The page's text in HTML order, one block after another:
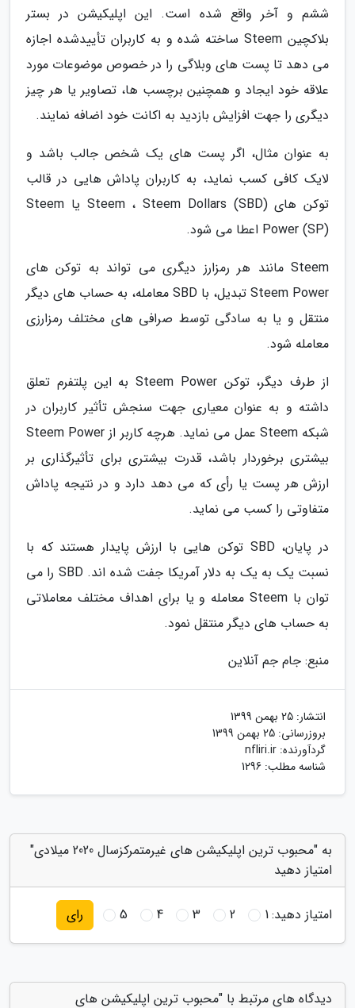
ششم و آخر واقع شده است. این اپلیکیشن در بستر
بلاکچین Steem ساخته شده و به کاربران تأییدشده اجازه
می دهد تا پست های وبلاگی را در خصوص موضوعات مورد
علاقه خود ایجاد و همچنین برچسب ها، تصاویر یا هر چیز
دیگری را جهت افزایش بازدید به اکانت خود اضافه نمایند.
به عنوان مثال، اگر پست های یک شخص جالب باشد و
لایک کافی کسب نماید، به کاربران پاداش هایی در قالب
توکن های Steem ، Steem Dollars (SBD) یا Steem
Power (SP) اعطا می شود.
Steem مانند هر رمزارز دیگری می تواند به توکن های
Steem Power تبدیل، با SBD معامله، به حساب های دیگر
منتقل و یا به سادگی توسط صرافی های مختلف رمزارزی
معامله شود.
از طرف دیگر، توکن Steem Power به این پلتفرم تعلق
داشته و به عنوان معیاری جهت سنجش تأثیر کاربران در
شبکه Steem عمل می نماید. هرچه کاربر از Steem Power
بیشتری برخوردار باشد، قدرت بیشتری برای تأثیرگذاری بر
ارزش هر پست یا رأی که می دهد دارد و در نتیجه پاداش
متفاوتی را کسب می نماید.
در پایان، SBD توکن هایی با ارزش پایدار هستند که با
نسبت یک به یک به دلار آمریکا جفت شده اند. SBD را می
توان با Steem معامله و یا برای اهداف مختلف معاملاتی
به حساب های دیگر منتقل نمود.
منبع: جام جم آنلاین
انتشار: 25 بهمن 1399
بروزرسانی: 25 بهمن 1399
گردآورنده: nfliri.ir
شناسه مطلب: 1296
به "محبوب ترین اپلیکیشن های غیرمتمرکزسال 2020 میلادی"
امتیاز دهید
امتیاز دهید:1
2
3
4
5 رای
دیدگاه های مرتبط با "محبوب ترین اپلیکیشن های